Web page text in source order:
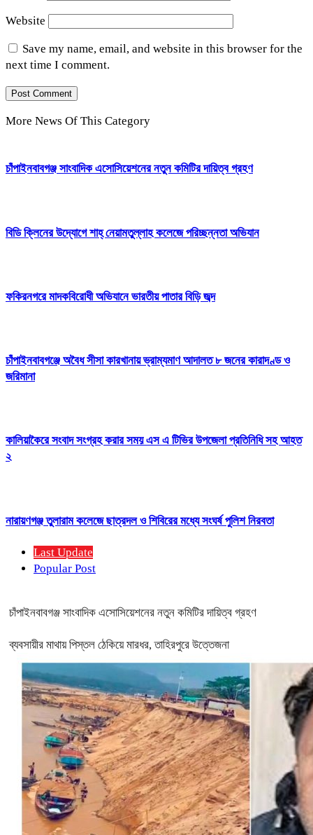
Website
Save my name, email, and website in this browser for the
next time I comment.
More News Of This Category
চাঁপাইনবাবগঞ্জ সাংবাদিক এসোসিয়েশনের নতুন কমিটির দায়িত্ব গ্রহণ
বিডি ক্লিনের উদ্যোগে শাহ্ নেয়ামতুল্লাহ কলেজে পরিচ্ছন্নতা অভিযান
ফকিরনগরে মাদকবিরোধী অভিযানে ভারতীয় পাতার বিড়ি জব্দ
চাঁপাইনবাবগঞ্জে অবৈধ সীসা কারখানায় ভ্রাম্যমাণ আদালত ৮ জনের কারাদণ্ড ও
জরিমানা
কালিয়াকৈরে সংবাদ সংগ্রহ করার সময় এস এ টিভির উপজেলা প্রতিনিধি সহ আহত
২
নারায়ণগঞ্জ তুলারাম কলেজে ছাত্রদল ও শিবিরের মধ্যে সংঘর্ষ পুলিশ নিরবতা
Last Update
Popular Post
চাঁপাইনবাবগঞ্জ সাংবাদিক এসোসিয়েশনের নতুন কমিটির দায়িত্ব গ্রহণ
ব্যবসায়ীর মাথায় পিস্তল ঠেকিয়ে মারধর, তাহিরপুরে উত্তেজনা